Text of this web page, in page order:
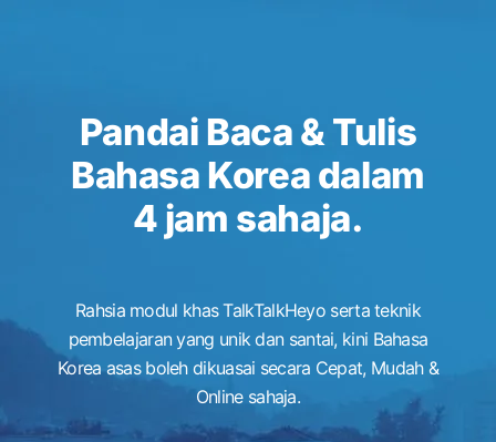
Pandai Baca & Tulis
Bahasa Korea dalam
4 jam sahaja.
Rahsia modul khas TalkTalkHeyo serta teknik
pembelajaran yang unik dan santai, kini Bahasa
Korea asas boleh dikuasai secara Cepat, Mudah &
Online sahaja.